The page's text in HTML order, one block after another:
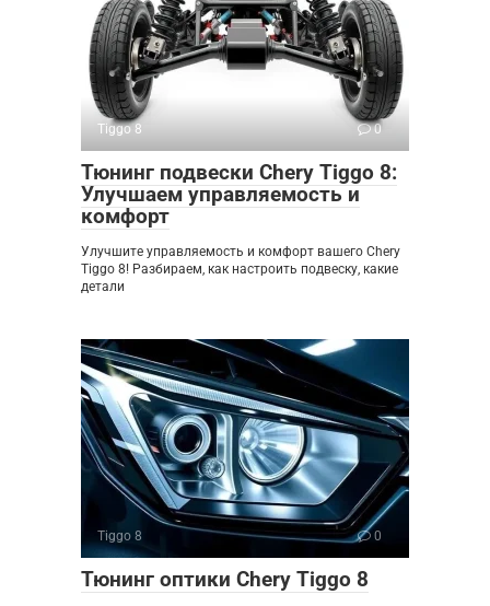
Tiggo 8 0
Тюнинг подвески Chery Tiggo 8:
Улучшаем управляемость и
комфорт
Улучшите управляемость и комфорт вашего Chery
Tiggo 8! Разбираем, как настроить подвеску, какие
детали
Tiggo 8 0
Тюнинг оптики Chery Tiggo 8